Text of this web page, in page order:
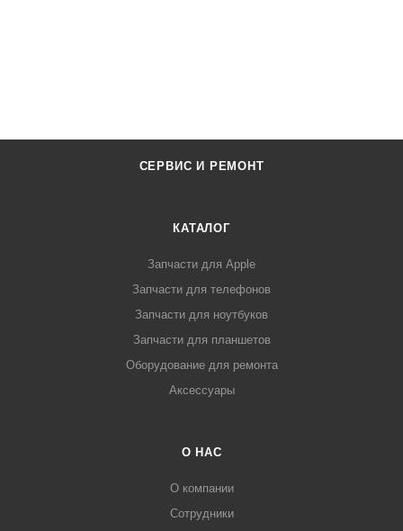
СЕРВИС И РЕМОНТ
КАТАЛОГ
Запчасти для Apple
Запчасти для телефонов
Запчасти для ноутбуков
Запчасти для планшетов
Оборудование для ремонта
Аксессуары
О НАС
О компании
Сотрудники